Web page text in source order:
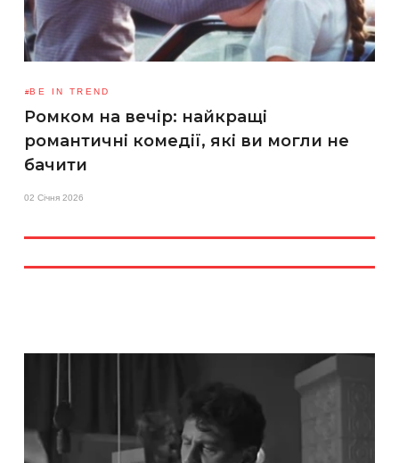
BE IN TREND
Ромком на вечір: найкращі
романтичні комедії, які ви могли не
бачити
02 Січня 2026